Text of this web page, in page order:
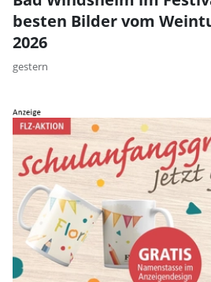
besten Bilder vom
2026
gestern